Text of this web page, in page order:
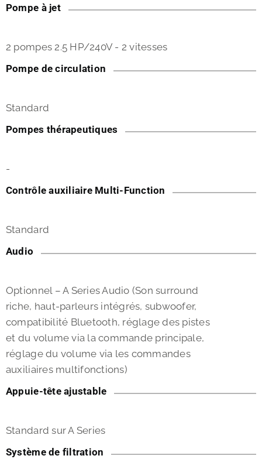
Pompe à jet
2 pompes 2.5 HP/240V - 2 vitesses
Pompe de circulation
Standard
Pompes thérapeutiques
-
Contrôle auxiliaire Multi-Function
Standard
Audio
Optionnel – A Series Audio (Son surround
riche, haut-parleurs intégrés, subwoofer,
compatibilité Bluetooth, réglage des pistes
et du volume via la commande principale,
réglage du volume via les commandes
auxiliaires multifonctions)
Appuie-tête ajustable
Standard sur A Series
Système de filtration